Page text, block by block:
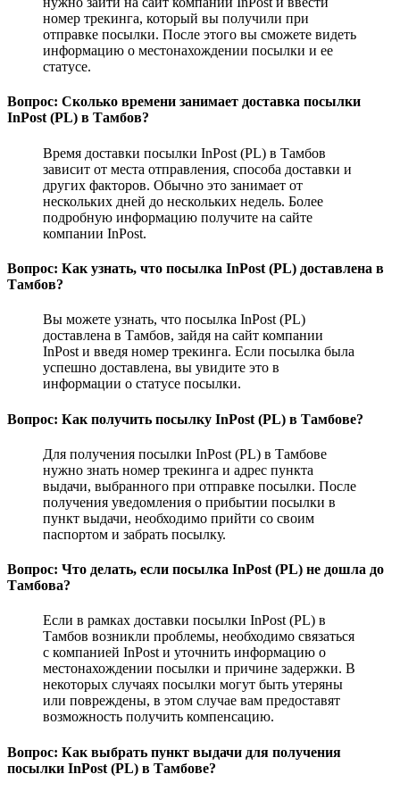
номер трекинга, который вы получили при
отправке посылки. После этого вы сможете видеть
информацию о местонахождении посылки и ее
статусе.
Вопрос: Сколько времени занимает доставка посылки
InPost (PL) в Тамбов?
Время доставки посылки InPost (PL) в Тамбов
зависит от места отправления, способа доставки и
других факторов. Обычно это занимает от
нескольких дней до нескольких недель. Более
подробную информацию получите на сайте
компании InPost.
Вопрос: Как узнать, что посылка InPost (PL) доставлена в
Тамбов?
Вы можете узнать, что посылка InPost (PL)
доставлена в Тамбов, зайдя на сайт компании
InPost и введя номер трекинга. Если посылка была
успешно доставлена, вы увидите это в
информации о статусе посылки.
Вопрос: Как получить посылку InPost (PL) в Тамбове?
Для получения посылки InPost (PL) в Тамбове
нужно знать номер трекинга и адрес пункта
выдачи, выбранного при отправке посылки. После
получения уведомления о прибытии посылки в
пункт выдачи, необходимо прийти со своим
паспортом и забрать посылку.
Вопрос: Что делать, если посылка InPost (PL) не дошла до
Тамбова?
Если в рамках доставки посылки InPost (PL) в
Тамбов возникли проблемы, необходимо связаться
с компанией InPost и уточнить информацию о
местонахождении посылки и причине задержки. В
некоторых случаях посылки могут быть утеряны
или повреждены, в этом случае вам предоставят
возможность получить компенсацию.
Вопрос: Как выбрать пункт выдачи для получения
посылки InPost (PL) в Тамбове?